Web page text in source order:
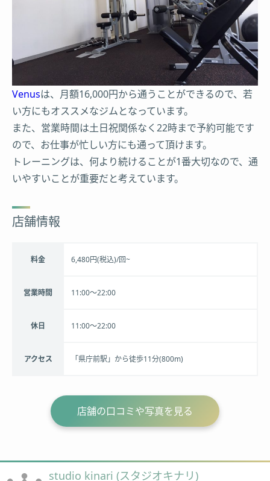
Venusは、月額16,000円から通うことができるので、若
い方にもオススメなジムとなっています。
また、営業時間は土日祝関係なく22時まで予約可能です
ので、お仕事が忙しい方にも通って頂けます。
トレーニングは、何より続けることが1番大切なので、通
いやすいことが重要だと考えています。
店舗情報
料金 6,480円(税込)/回~
営業時間 11:00～22:00
休日 11:00～22:00
アクセス 「県庁前駅」から徒歩11分(800m)
店舗の口コミや写真を見る
studio kinari (スタジオキナリ)